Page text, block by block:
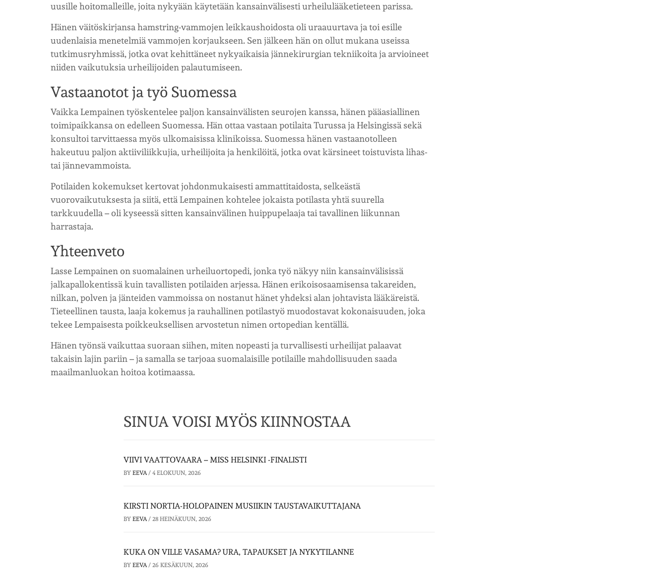
uusille hoitomalleille, joita nykyään käytetään kansainvälisesti urheilulääketieteen parissa.
Hänen väitöskirjansa hamstring-vammojen leikkaushoidosta oli uraauurtava ja toi esille
uudenlaisia menetelmiä vammojen korjaukseen. Sen jälkeen hän on ollut mukana useissa
tutkimusryhmissä, jotka ovat kehittäneet nykyaikaisia jännekirurgian tekniikoita ja arvioineet
niiden vaikutuksia urheilijoiden palautumiseen.
Vastaanotot ja työ Suomessa
Vaikka Lempainen työskentelee paljon kansainvälisten seurojen kanssa, hänen pääasiallinen
toimipaikkansa on edelleen Suomessa. Hän ottaa vastaan potilaita Turussa ja Helsingissä sekä
konsultoi tarvittaessa myös ulkomaisissa klinikoissa. Suomessa hänen vastaanotolleen
hakeutuu paljon aktiiviliikkujia, urheilijoita ja henkilöitä, jotka ovat kärsineet toistuvista lihas-
tai jännevammoista.
Potilaiden kokemukset kertovat johdonmukaisesti ammattitaidosta, selkeästä
vuorovaikutuksesta ja siitä, että Lempainen kohtelee jokaista potilasta yhtä suurella
tarkkuudella – oli kyseessä sitten kansainvälinen huippupelaaja tai tavallinen liikunnan
harrastaja.
Yhteenveto
Lasse Lempainen on suomalainen urheiluortopedi, jonka työ näkyy niin kansainvälisissä
jalkapallokentissä kuin tavallisten potilaiden arjessa. Hänen erikoisosaamisensa takareiden,
nilkan, polven ja jänteiden vammoissa on nostanut hänet yhdeksi alan johtavista lääkäreistä.
Tieteellinen tausta, laaja kokemus ja rauhallinen potilastyö muodostavat kokonaisuuden, joka
tekee Lempaisesta poikkeuksellisen arvostetun nimen ortopedian kentällä.
Hänen työnsä vaikuttaa suoraan siihen, miten nopeasti ja turvallisesti urheilijat palaavat
takaisin lajin pariin – ja samalla se tarjoaa suomalaisille potilaille mahdollisuuden saada
maailmanluokan hoitoa kotimaassa.
SINUA VOISI MYÖS KIINNOSTAA
VIIVI VAATTOVAARA – MISS HELSINKI -FINALISTI
BY EEVA / 4 ELOKUUN, 2026
KIRSTI NORTIA-HOLOPAINEN MUSIIKIN TAUSTAVAIKUTTAJANA
BY EEVA / 28 HEINÄKUUN, 2026
KUKA ON VILLE VASAMA? URA, TAPAUKSET JA NYKYTILANNE
BY EEVA / 26 KESÄKUUN, 2026